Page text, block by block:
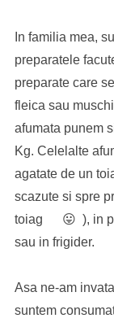
In familia mea,
preparatele
preparate care
fleica sau
afumata punem
Kg. Celelalte
agatate de un
scazute si spre
toiag 😛 ), in
sau in frigider.
Asa ne-am
suntem